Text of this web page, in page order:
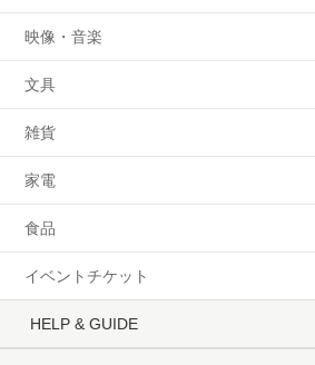
映像・音楽
文具
雑貨
家電
食品
イベントチケット
HELP & GUIDE